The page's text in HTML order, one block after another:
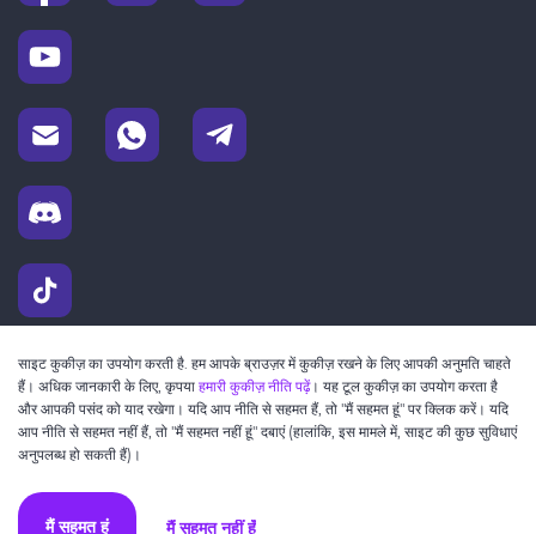
साइट कुकीज़ का उपयोग करती है. हम आपके ब्राउज़र में कुकीज़ रखने के लिए आपकी अनुमति चाहते
हैं। अधिक जानकारी के लिए, कृपया हमारी कुकीज़ नीति पढ़ें। यह टूल कुकीज़ का उपयोग करता है
और आपकी पसंद को याद रखेगा। यदि आप नीति से सहमत हैं, तो "मैं सहमत हूं" पर क्लिक करें। यदि
आप नीति से सहमत नहीं हैं, तो "मैं सहमत नहीं हूं" दबाएं (हालांकि, इस मामले में, साइट की कुछ सुविधाएं
अनुपलब्ध हो सकती हैं)।
मैं सहमत हूं मैं सहमत नहीं हूँ